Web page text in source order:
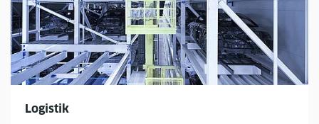
Logistik